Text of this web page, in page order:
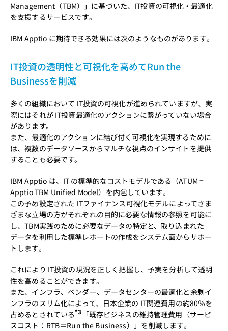
Management（TBM）」に基づいた、IT投資の可視化・最適化
を支援するサービスです。
IBM Apptio に期待できる効果には次のようなものがあります。
IT投資の透明性と可視化を高めてRun the
Businessを削減
多くの組織において IT投資の可視化が進められていますが、実
際にはそれが IT投資最適化のアクションに繋がっていない場合
があります。
また、最適化のアクションに結び付く可視化を実現するために
は、複数のデータソースからマルチな視点のインサイトを提供
することも必要です。
IBM Apptio は、IT の標準的なコストモデルである（ATUM =
Apptio TBM Unified Model）を内包しています。
この予め設定された ITファイナンス可視化モデルによってさま
ざまな立場の方がそれぞれの目的に必要な情報の参照を可能に
し、TBM実践のために必要なデータの特定と、取り込まれた
データを利用した標準レポートの作成をシステム面からサポー
トします。
これにより IT投資の現況を正しく把握し、予実を分析して透明
性を高めることができます。
また、インフラ、ベンダー、データセンターの最適化と余剰イ
ンフラのスリム化によって、日本企業の IT関連費用の約80％を
占めるとされている*3 「既存ビジネスの維持管理費用（サービ
スコスト：RTB＝Run the Business）」を削減します。